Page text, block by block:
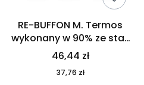
RE-BUFFON M. Termos
wykonany w 90% ze stali
nierdzewnej
pochodzącej z
recyklingu 520 ml 94294
46,44 zł
37,76 zł